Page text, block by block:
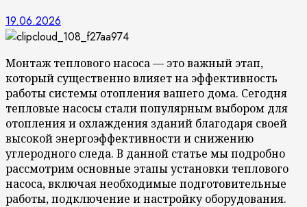
19.06.2026
Монтаж теплового насоса — это важный этап,
который существенно влияет на эффективность
работы системы отопления вашего дома. Сегодня
тепловые насосы стали популярным выбором для
отопления и охлаждения зданий благодаря своей
высокой энергоэффективности и снижению
углеродного следа. В данной статье мы подробно
рассмотрим основные этапы установки теплового
насоса, включая необходимые подготовительные
работы, подключение и настройку оборудования.